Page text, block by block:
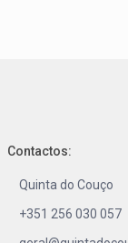
Contactos:
Quinta do Couço
+351 256 030 057